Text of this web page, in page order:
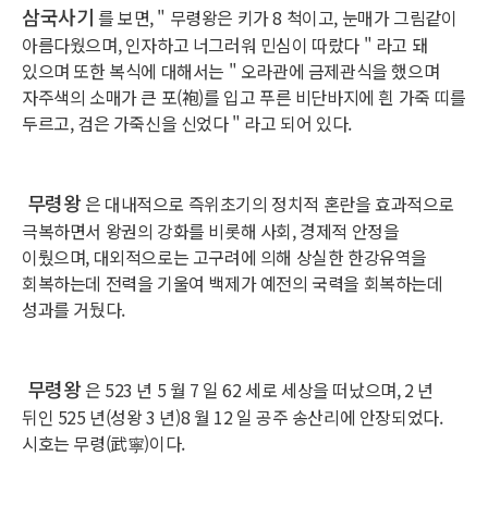
삼국사기 를 보면, " 무령왕은 키가 8 척이고, 눈매가 그림같이
아름다웠으며, 인자하고 너그러워 민심이 따랐다 " 라고 돼
있으며 또한 복식에 대해서는 " 오라관에 금제관식을 했으며
자주색의 소매가 큰 포(袍)를 입고 푸른 비단바지에 흰 가죽 띠를
두르고, 검은 가죽신을 신었다 " 라고 되어 있다.
무령왕은 대내적으로 즉위초기의 정치적 혼란을 효과적으로
극복하면서 왕권의 강화를 비롯해 사회, 경제적 안정을
이뤘으며, 대외적으로는 고구려에 의해 상실한 한강유역을
회복하는데 전력을 기울여 백제가 예전의 국력을 회복하는데
성과를 거뒀다.
무령왕은 523 년 5 월 7 일 62 세로 세상을 떠났으며, 2 년
뒤인 525 년(성왕 3 년)8 월 12 일 공주 송산리에 안장되었다.
시호는 무령(武寧)이다.